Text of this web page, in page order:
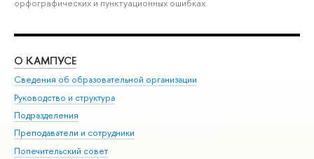
орфографических и пунктуационных ошибках.
О КАМПУСЕ
Сведения об образовательной организации
Руководство и структура
Подразделения
Преподаватели и сотрудники
Попечительский совет